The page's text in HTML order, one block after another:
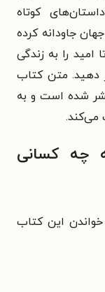
کوتاه
جاودانه کرده
را به زندگی
دهید. متن کتاب
شده است و به
می‌کند.
چه کسانی
خواندن این کتاب